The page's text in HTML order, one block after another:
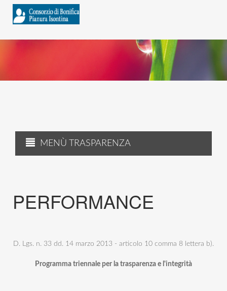
MENÙ TRASPARENZA
PERFORMANCE
D. Lgs. n. 33 dd. 14 marzo 2013 - articolo 10 comma 8 lettera b).
Programma triennale per la trasparenza e l'integrità